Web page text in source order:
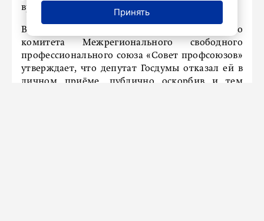
вреда, пишет
В своем иске председатель родительского
комитета Межрегионального свободного
профессионального союза «Совет профсоюзов»
утверждает, что депутат Госдумы отказал ей в
личном приёме, публично оскорбив и тем
Принять